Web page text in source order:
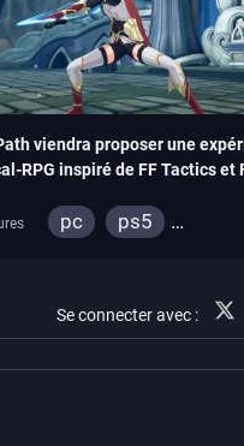
viendra proposer une
RPG inspiré de FF Tactics et
pc
ps5
Se connecter avec :